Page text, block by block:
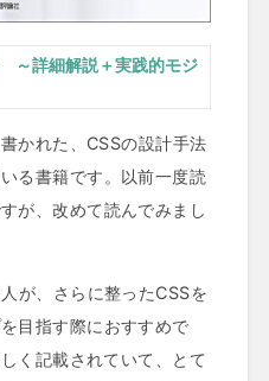
～詳細解説＋実践的モジ
かれた、CSSの設計手法
る書籍です。以前一度読
が、改めて読んでみまし
が、さらに整ったCSSを
目指す際におすすめで
く記載されていて、とて